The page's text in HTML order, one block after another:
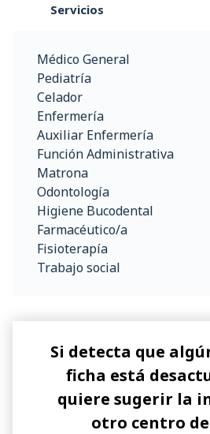
Servicios
Médico General
Pediatría
Celador
Enfermería
Auxiliar Enfermería
Función Administrativa
Matrona
Odontología
Higiene Bucodental
Farmacéutico/a
Fisioterapía
Trabajo social
Si detecta que
ficha está
quiere sugerir la
otro centro